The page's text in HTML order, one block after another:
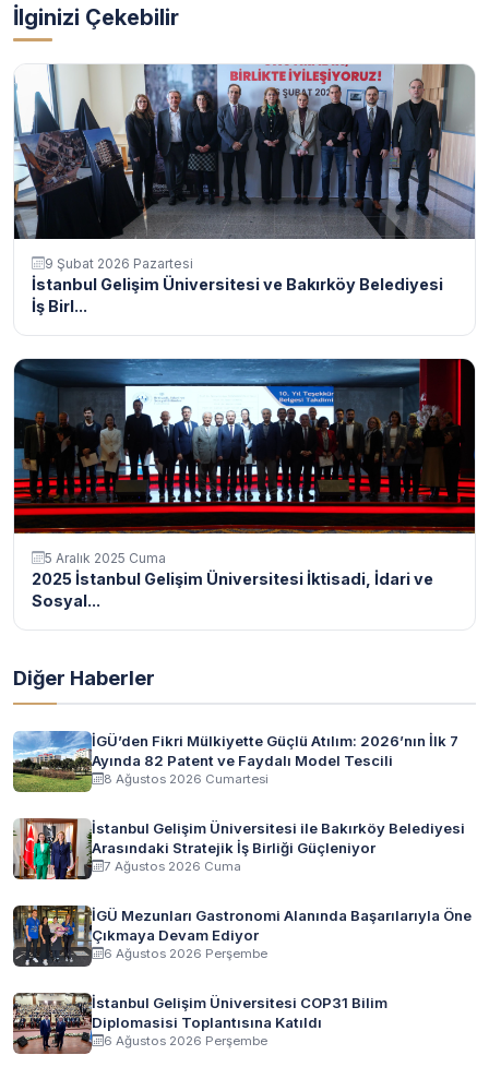
İlginizi Çekebilir
9 Şubat 2026 Pazartesi
İstanbul Gelişim Üniversitesi ve Bakırköy Belediyesi
İş Birl...
5 Aralık 2025 Cuma
2025 İstanbul Gelişim Üniversitesi İktisadi, İdari ve
Sosyal...
Diğer Haberler
İGÜ’den Fikri Mülkiyette Güçlü Atılım: 2026’nın İlk 7
Ayında 82 Patent ve Faydalı Model Tescili
8 Ağustos 2026 Cumartesi
İstanbul Gelişim Üniversitesi ile Bakırköy Belediyesi
Arasındaki Stratejik İş Birliği Güçleniyor
7 Ağustos 2026 Cuma
İGÜ Mezunları Gastronomi Alanında Başarılarıyla Öne
Çıkmaya Devam Ediyor
6 Ağustos 2026 Perşembe
İstanbul Gelişim Üniversitesi COP31 Bilim
Diplomasisi Toplantısına Katıldı
6 Ağustos 2026 Perşembe